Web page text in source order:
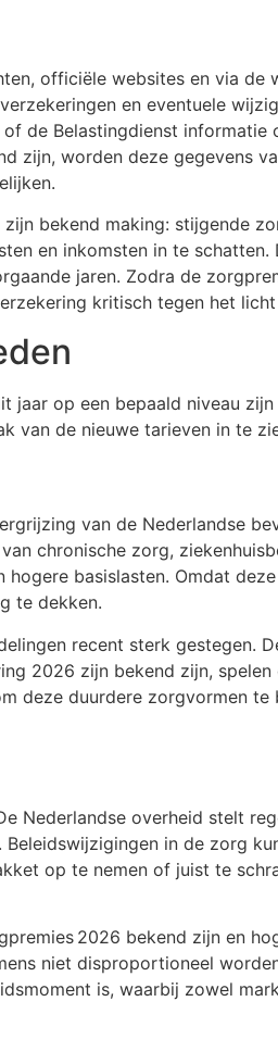
officiële websites en via de
en eventuele
de Belastingdienst informatie
zijn, worden deze gegevens
bekend making: stijgende
en inkomsten in te schatten.
jaren. Zodra de
kritisch tegen het licht
jaar op een bepaald niveau
van de nieuwe tarieven in te
van de Nederlandse
chronische zorg,
basislasten. Omdat
te dekken.
recent sterk gestegen.
2026 zijn bekend zijn, spelen
deze duurdere zorgvormen te
Nederlandse overheid stelt
in de zorg
op te nemen of juist te
2026 bekend zijn en
niet disproportioneel
is, waarbij zowel